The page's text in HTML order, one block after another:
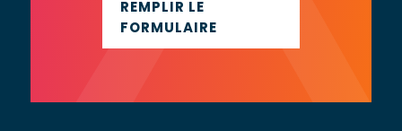
REMPLIR LE
FORMULAIRE